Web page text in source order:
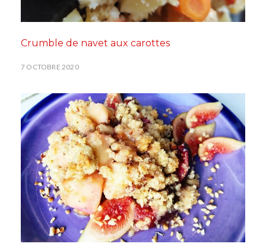
Crumble de navet aux carottes
7 OCTOBRE 2020